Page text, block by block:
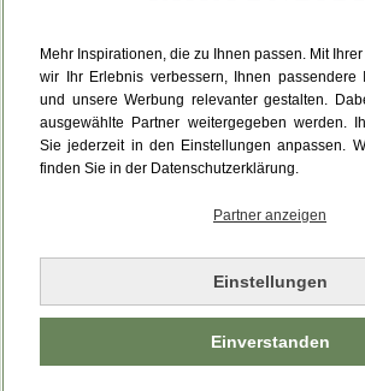
Mehr Inspirationen, die zu Ihnen passen. Mit
wir Ihr Erlebnis verbessern, Ihnen passendere
und unsere Werbung relevanter gestalten.
ausgewählte Partner weitergegeben werden.
Sie jederzeit in den Einstellungen anpassen.
finden Sie in der Datenschutzerklärung.
Partner anzeigen
Einstellungen
Einverstanden
Da ist etwas
Leider ist ein technischer Fehler
Bitte laden Sie die Seite